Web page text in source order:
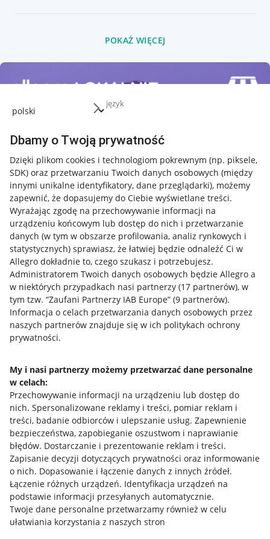
język
Dbamy o Twoją prywatność
Dzięki plikom cookies i technologiom pokrewnym (np. piksele,
SDK) oraz przetwarzaniu Twoich danych osobowych (między
innymi unikalne identyfikatory, dane przeglądarki), możemy
zapewnić, że dopasujemy do Ciebie wyświetlane treści.
Wyrażając zgodę na przechowywanie informacji na
urządzeniu końcowym lub dostęp do nich i przetwarzanie
danych (w tym w obszarze profilowania, analiz rynkowych i
statystycznych) sprawiasz, że łatwiej będzie odnaleźć Ci w
Allegro dokładnie to, czego szukasz i potrzebujesz.
Administratorem Twoich danych osobowych będzie Allegro a
w niektórych przypadkach nasi partnerzy (17 partnerów), w
tym tzw. “Zaufani Partnerzy IAB Europe” (9 partnerów).
Informacja o celach przetwarzania danych osobowych przez
naszych partnerów znajduje się w ich politykach ochrony
prywatności.
My i nasi partnerzy możemy przetwarzać dane personalne
w celach:
Przechowywanie informacji na urządzeniu lub dostęp do
nich. Spersonalizowane reklamy i treści, pomiar reklam i
treści, badanie odbiorców i ulepszanie usług. Zapewnienie
bezpieczeństwa, zapobieganie oszustwom i naprawianie
błędów. Dostarczanie i prezentowanie reklam i treści.
Zapisanie decyzji dotyczących prywatności oraz informowanie
o nich. Dopasowanie i łączenie danych z innych źródeł.
Łączenie różnych urządzeń. Identyfikacja urządzeń na
podstawie informacji przesyłanych automatycznie.
Twoje dane personalne przetwarzamy również w celu
ułatwiania korzystania z naszych stron
POKAŻ WIĘCEJ
Nawigacja
Przydatne informacje
Jak to działa
Allegro Gadane dla sprzedających
Allegro Gadane dla kupujących
Mapa miejscowości
Informacje prawne
Regulamin
Polityka plików "cookies"
Ustawienia plików "cookies"